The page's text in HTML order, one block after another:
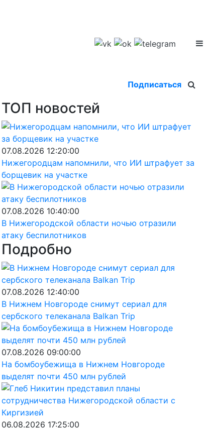
Подписаться
ТОП новостей
07.08.2026 12:20:00
Нижегородцам напомнили, что ИИ штрафует за
борщевик на участке
07.08.2026 10:40:00
В Нижегородской области ночью отразили
атаку беспилотников
Подробно
07.08.2026 12:40:00
В Нижнем Новгороде снимут сериал для
сербского телеканала Balkan Trip
07.08.2026 09:00:00
На бомбоубежища в Нижнем Новгороде
выделят почти 450 млн рублей
06.08.2026 17:25:00